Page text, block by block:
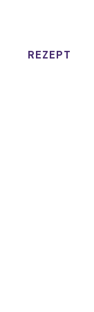
REZEPT